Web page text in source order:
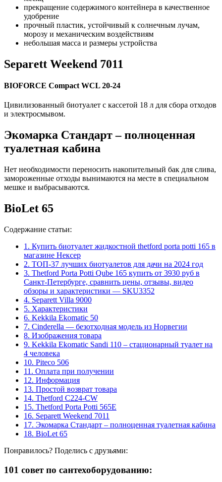
прекращение содержимого контейнера в качественное
удобрение
прочный пластик, устойчивый к солнечным лучам,
морозу и механическим воздействиям
небольшая масса и размеры устройства
Separett Weekend 7011
BIOFORCE Compact WCL 20-24
Цивилизованный биотуалет с кассетой 18 л для сбора отходов
и электросмывом.
Экомарка Стандарт – полноценная
туалетная кабина
Нет необходимости переносить накопительный бак для слива,
замороженные отходы вынимаются на месте в специальном
мешке и выбрасываются.
BioLet 65
Содержание статьи:
1. Купить биотуалет жидкостной thetford porta potti 165 в
магазине Нексер
2. ТОП-37 лучших биотуалетов для дачи на 2024 год
3. Thetford Porta Potti Qube 165 купить от 3930 руб в
Санкт-Петербурге, сравнить цены, отзывы, видео
обзоры и характеристики — SKU3352
4. Separett Villa 9000
5. Характеристики
6. Kekkila Ekomatic 50
7. Cinderella — безотходная модель из Норвегии
8. Изображения товара
9. Kekkila Ekomatic Sandi 110 – стационарный туалет на
4 человека
10. Piteco 506
11. Оплата при получении
12. Информация
13. Простой возврат товара
14. Thetford C224-CW
15. Thetford Porta Potti 565E
16. Separett Weekend 7011
17. Экомарка Стандарт – полноценная туалетная кабина
18. BioLet 65
Понравилось? Поделись с друзьями:
101 совет по сантехоборудованию: